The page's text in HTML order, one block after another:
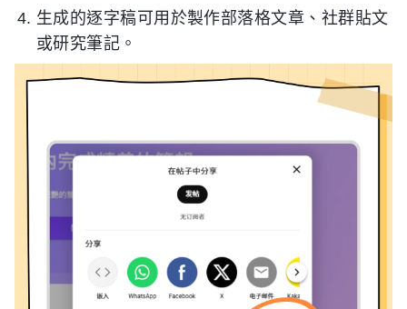
生成的逐字稿可用於製作部落格文章、社群貼文
或研究筆記。